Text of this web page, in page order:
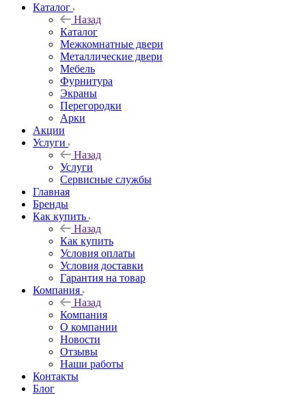
Каталог
Назад
Каталог
Межкомнатные двери
Металлические двери
Мебель
Фурнитура
Экраны
Перегородки
Арки
Акции
Услуги
Назад
Услуги
Сервисные службы
Главная
Бренды
Как купить
Назад
Как купить
Условия оплаты
Условия доставки
Гарантия на товар
Компания
Назад
Компания
О компании
Новости
Отзывы
Наши работы
Контакты
Блог